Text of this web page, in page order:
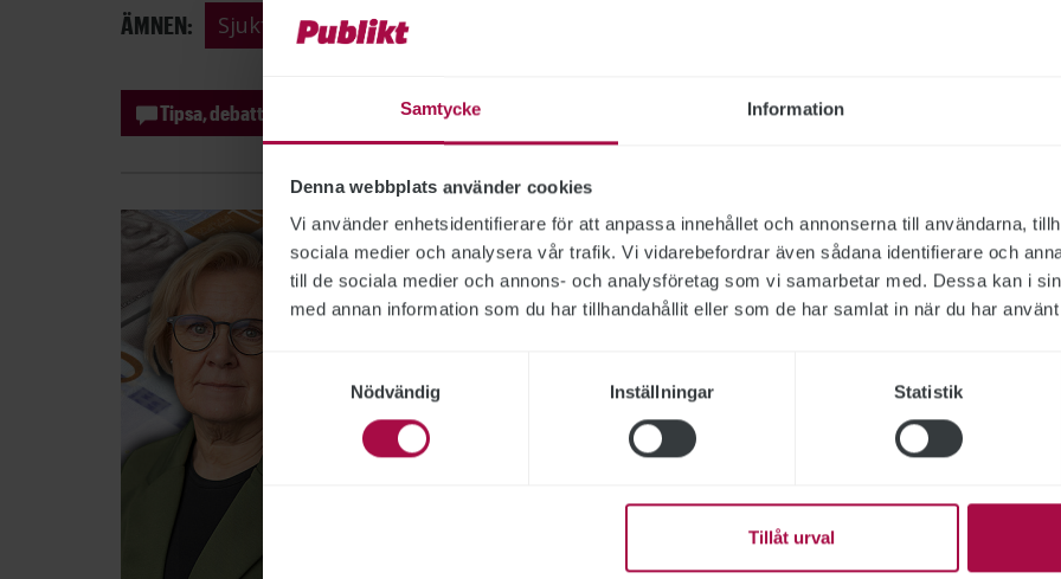
Samtycke Information
Denna webbplats använder cookies
Vi använder enhetsidentifierare för att anpassa innehållet och annonserna till användarna,
sociala medier och analysera vår trafik. Vi vidarebefordrar även sådana identifierare och
till de sociala medier och annons- och analysföretag som vi samarbetar med. Dessa kan i
med annan information som du har tillhandahållit eller som de har samlat in när du har
Nödvändig
Inställningar Statistik
Tillåt urval
ÄMNEN: Sjukfrånvaro Sjukförsäkring
Tipsa, debattera eller påpeka fel